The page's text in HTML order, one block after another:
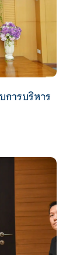
การบริหาร